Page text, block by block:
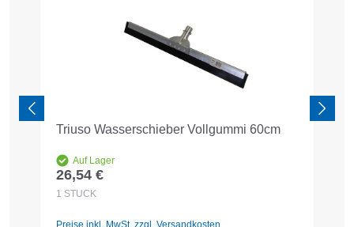
Triuso Wasserschieber Vollgummi 60cm
Auf Lager
Regulärer Preis:
26,54 €
1 STÜCK
Preise inkl. MwSt. zzgl. Versandkosten